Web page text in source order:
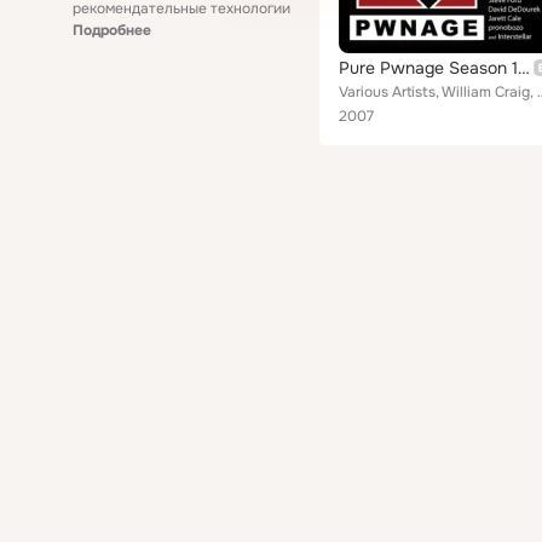
рекомендательные технологии
Подробнее
Pure Pwnage Season 1 Soundtrack
Various Artists, William Craig, Steve
2007